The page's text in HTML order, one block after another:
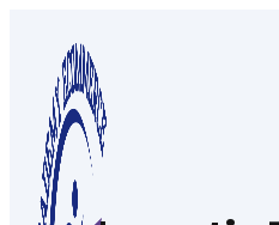
contenu